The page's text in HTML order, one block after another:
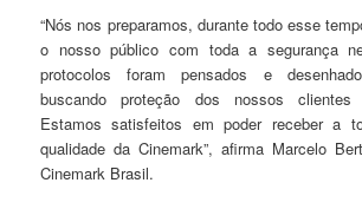
“Nós nos preparamos, durante todo esse
o nosso público com toda a segurança
protocolos foram pensados e
buscando proteção dos nossos clientes
Estamos satisfeitos em poder receber a
qualidade da Cinemark”, afirma Marcelo
Cinemark Brasil.